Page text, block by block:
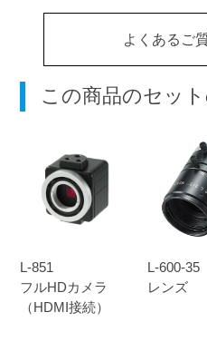
よくあるご
この商品のセッ
L-851
フルHDカメラ
（HDMI接続）
L-600-35
レンズ